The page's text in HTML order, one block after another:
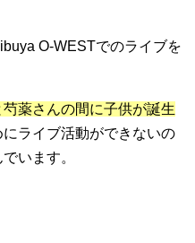
O-WESTでのライブを
薬さんの間に子供が誕生
にライブ活動ができないの
います。